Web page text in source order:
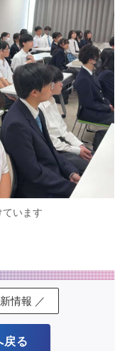
います
情報 ／
戻る